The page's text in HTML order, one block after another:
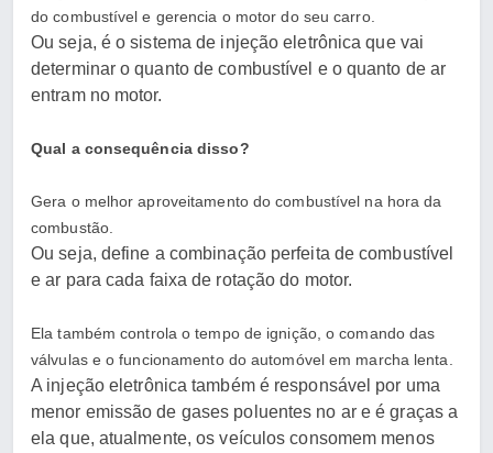
do combustível e gerencia o motor do seu carro.
Ou seja, é o sistema de injeção eletrônica que vai
determinar o quanto de combustível e o quanto de ar
entram no motor.
Qual a consequência disso?
Gera o melhor aproveitamento do combustível na hora da
combustão.
Ou seja, define a combinação perfeita de combustível
e ar para cada faixa de rotação do motor.
Ela também controla o tempo de ignição, o comando das
válvulas e o funcionamento do automóvel em marcha lenta.
A injeção eletrônica também é responsável por uma
menor emissão de gases poluentes no ar e é graças a
ela que, atualmente, os veículos consomem menos